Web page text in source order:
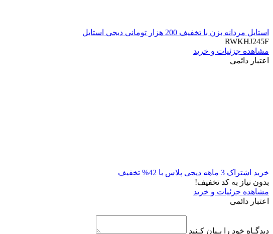
استایل مردانه بزن با تخفیف 200 هزار تومانی دیجی استایل
RWKHJ245F
مشاهده جزئیات و خرید
اعتبار دائمی
خرید اشتراک 3 ماهه دیجی پلاس با 42% تخفیف
بدون نیاز به کد تخفیف!
مشاهده جزئیات و خرید
اعتبار دائمی
دیدگـاه خود را بـیان کـنید